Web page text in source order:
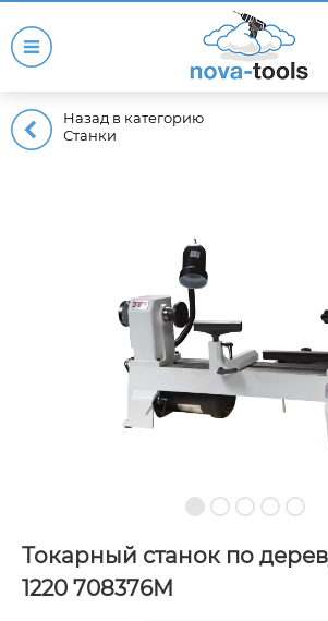
Назад в категорию
Станки
Токарный станок по
1220 708376M